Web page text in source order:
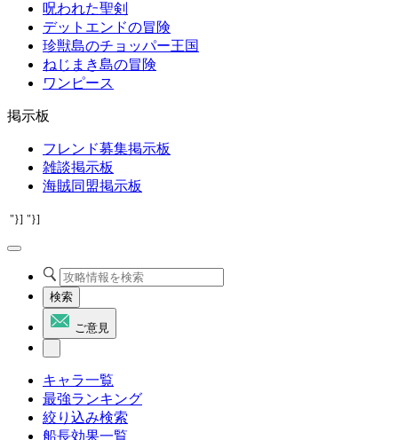
呪われた聖剣
デットエンドの冒険
珍獣島のチョッパー王国
ねじまき島の冒険
ワンピース
掲示板
フレンド募集掲示板
雑談掲示板
海賊同盟掲示板
"}] "}]
検索
ご意見
キャラ一覧
最強ランキング
絞り込み検索
船長効果一覧